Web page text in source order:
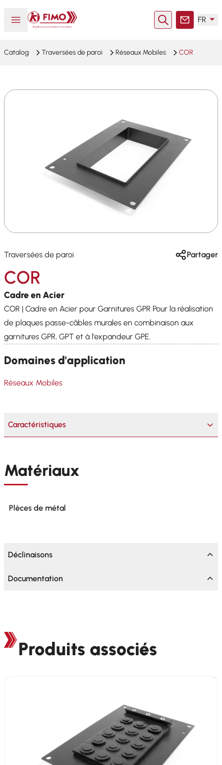
Ouvrir ou fermer le menu
Retour à l'accueil
Rechercher
Contact
FR
Catalog Traversées de paroi Réseaux Mobiles COR
Traversées de paroi Partager
COR
Cadre en Acier
COR | Cadre en Acier pour Garnitures GPR Pour la réalisation
de plaques passe-câbles murales en combinaison aux
garnitures GPR, GPT et à l'expandeur GPE.
Domaines d'application
Réseaux Mobiles
Caractéristiques
Matériaux
Plèces de métal
Déclinaisons
Documentation
Produits associés